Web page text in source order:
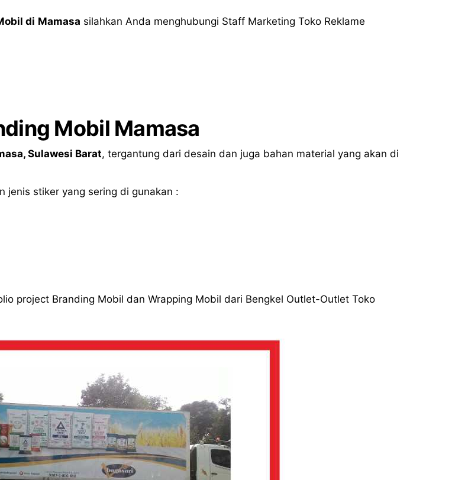
di Mamasa silahkan Anda menghubungi Staff Marketing Toko Reklame
Mobil Mamasa
, Sulawesi Barat, tergantung dari desain dan juga bahan material yang akan di
jenis stiker yang sering di gunakan :
project Branding Mobil dan Wrapping Mobil dari Bengkel Outlet-Outlet Toko